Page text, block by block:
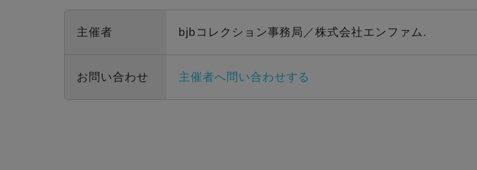
主催者 bjbコレクション事務局／株式会社エンファム.
お問い合わせ 主催者へ問い合わせする